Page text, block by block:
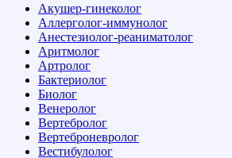
Акушер-гинеколог
Аллерголог-иммунолог
Анестезиолог-реаниматолог
Аритмолог
Артролог
Бактериолог
Биолог
Венеролог
Вертебролог
Вертеброневролог
Вестибулолог